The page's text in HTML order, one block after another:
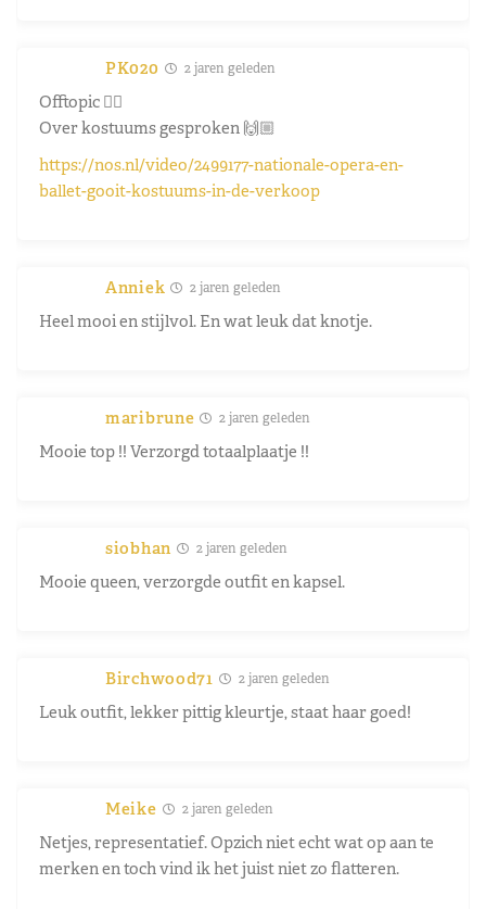
PK020 2 jaren geleden
Offtopic 👉🏼
Over kostuums gesproken 🙌🏼
https://nos.nl/video/2499177-nationale-opera-en-
ballet-gooit-kostuums-in-de-verkoop
Anniek 2 jaren geleden
Heel mooi en stijlvol. En wat leuk dat knotje.
maribrune 2 jaren geleden
Mooie top !! Verzorgd totaalplaatje !!
siobhan 2 jaren geleden
Mooie queen, verzorgde outfit en kapsel.
Birchwood71 2 jaren geleden
Leuk outfit, lekker pittig kleurtje, staat haar goed!
Meike 2 jaren geleden
Netjes, representatief. Opzich niet echt wat op aan te
merken en toch vind ik het juist niet zo flatteren.